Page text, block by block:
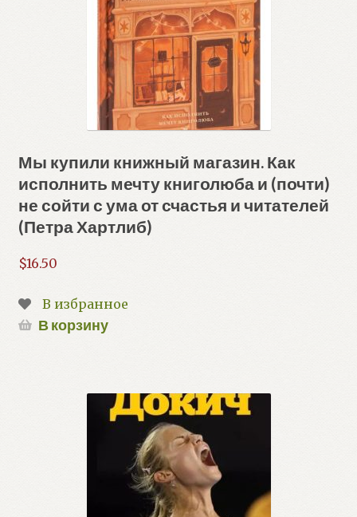
Мы купили книжный магазин. Как
исполнить мечту книголюба и (почти)
не сойти с ума от счастья и читателей
(Петра Хартлиб)
$16.50
В избранное
В корзину